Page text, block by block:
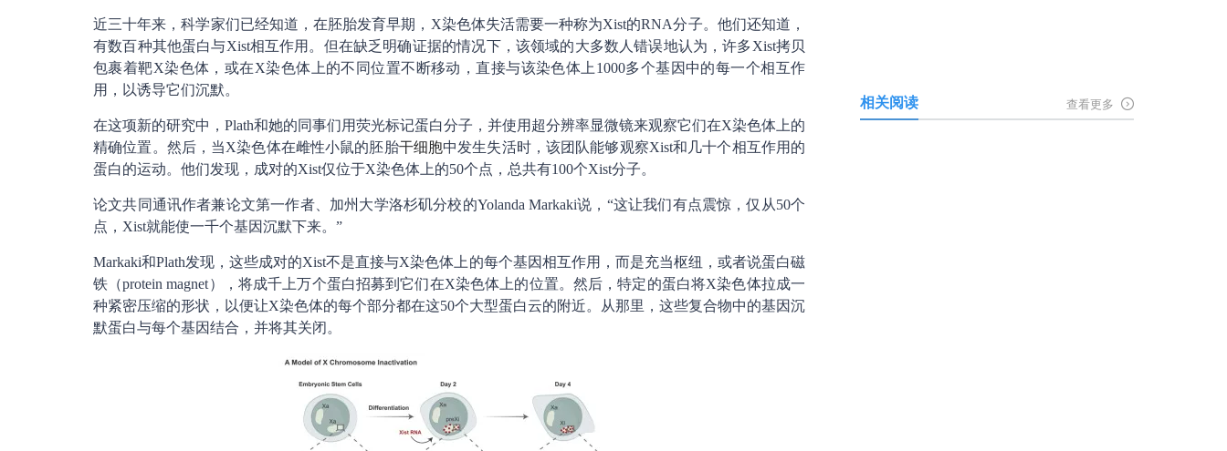
近三十年来，科学家们已经知道，在胚胎发育早期，X染色体失活需要一种称为Xist的RNA分子。他们还知道，
有数百种其他蛋白与Xist相互作用。但在缺乏明确证据的情况下，该领域的大多数人错误地认为，许多Xist拷贝
包裹着靶X染色体，或在X染色体上的不同位置不断移动，直接与该染色体上1000多个基因中的每一个相互作
用，以诱导它们沉默。
在这项新的研究中，Plath和她的同事们用荧光标记蛋白分子，并使用超分辨率显微镜来观察它们在X染色体上的
精确位置。然后，当X染色体在雌性小鼠的胚胎干细胞中发生失活时，该团队能够观察Xist和几十个相互作用的
蛋白的运动。他们发现，成对的Xist仅位于X染色体上的50个点，总共有100个Xist分子。
论文共同通讯作者兼论文第一作者、加州大学洛杉矶分校的Yolanda Markaki说，“这让我们有点震惊，仅从50个
点，Xist就能使一千个基因沉默下来。”
Markaki和Plath发现，这些成对的Xist不是直接与X染色体上的每个基因相互作用，而是充当枢纽，或者说蛋白磁
铁（protein magnet），将成千上万个蛋白招募到它们在X染色体上的位置。然后，特定的蛋白将X染色体拉成一
种紧密压缩的形状，以便让X染色体的每个部分都在这50个大型蛋白云的附近。从那里，这些复合物中的基因沉
默蛋白与每个基因结合，并将其关闭。
相关阅读 查看更多